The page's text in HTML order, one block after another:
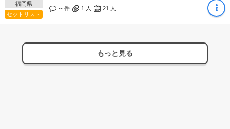
福岡県
セットリスト
-- 件 1 人 21 人
もっと見る